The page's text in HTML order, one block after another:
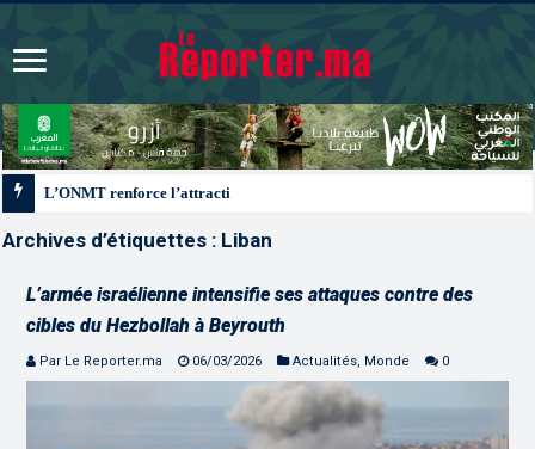
L’ONMT renforce l’attractivité des régions grâce à une connectivité
Archives d’étiquettes : Liban
L’armée israélienne intensifie ses attaques contre des
cibles du Hezbollah à Beyrouth
Par Le Reporter.ma 06/03/2026 Actualités, Monde 0